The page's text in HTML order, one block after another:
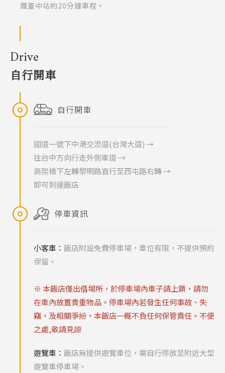
鐵臺中站約20分鐘車程。
Drive
自行開車
自行開車
國道一號下中港交流道(台灣大道) →
往台中方向行走外側車道 →
高架橋下左轉黎明路直行至西屯路右轉 →
即可到達飯店
停車資訊
小客車： 飯店附設免費停車場，車位有限，不提供預約
保留。
※ 本飯店僅出借場所，於停車場內車子請上鎖，請勿
在車內放置貴重物品。停車場內若發生任何事故、失
竊，及相關爭紛，本飯店一概不負任何保管責任。不便
之處,敬請見諒
遊覽車： 飯店無提供遊覽車位，需自行停放至附近大型
遊覽車停車場。